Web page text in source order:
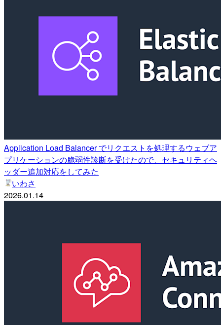
Application Load Balancer でリクエストを処理するウェブア
プリケーションの脆弱性診断を受けたので、セキュリティヘ
ッダー追加対応をしてみた
いわさ
2026.01.14